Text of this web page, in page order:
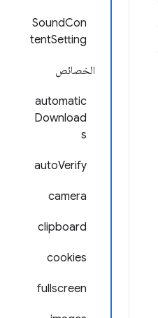
SoundCon
tentSetting
الخصائص
automatic
Download
s
autoVerify
camera
clipboard
cookies
fullscreen